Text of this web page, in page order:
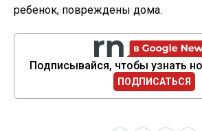
ребенок, повреждены дома.
Подписывайся, чтобы узнать
ПОДПИСАТЬСЯ